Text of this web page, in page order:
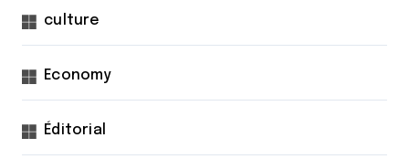
culture
Economy
Éditorial